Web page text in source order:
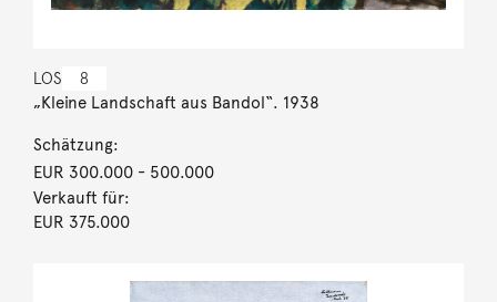
LOS 8
„Kleine Landschaft aus Bandol“. 1938
Schätzung:
EUR 300.000- 500.000
Verkauft für:
EUR 375.000